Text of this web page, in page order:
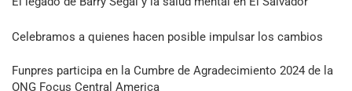
Celebramos a quienes hacen posible impulsar los cambios
Funpres participa en la Cumbre de Agradecimiento 2024 de la
ONG Focus Central America